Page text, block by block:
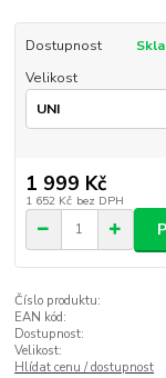
Dostupnost
Velikost
1 999 Kč
1 652 Kč bez DPH
Číslo produktu:
EAN kód:
Dostupnost:
Velikost:
Hlídat cenu / dostupnost